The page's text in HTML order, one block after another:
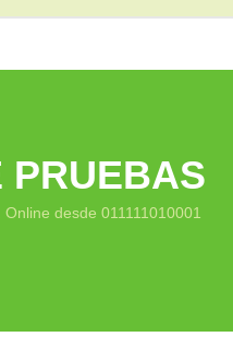
PRUEBAS
desde 011111010001